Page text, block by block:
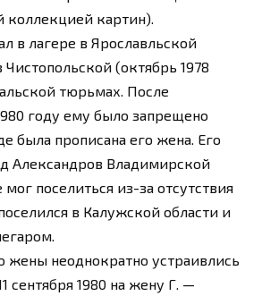
коллекцией картин).
в лагере в Ярославльской
Чистопольской (октябрь 1978
тюрьмах. После
году ему было запрещено
была прописана его жена. Его
Александров Владимирской
мог поселиться из-за отсутствия
в Калужской области и
жены неоднократно устраивлись
сентября 1980 на жену Г. —